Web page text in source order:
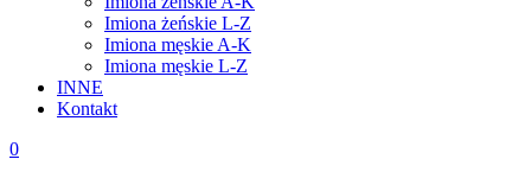
Imiona żeńskie L-Z
Imiona męskie A-K
Imiona męskie L-Z
INNE
Kontakt
0